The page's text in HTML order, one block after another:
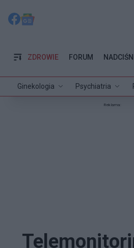
ZDROWIE
Ginekologia Psychiatria
FORUM
Reklama: